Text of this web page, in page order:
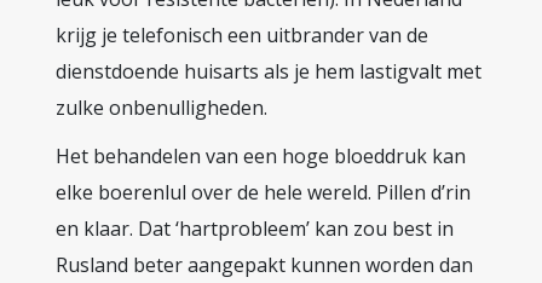
krijg je telefonisch een uitbrander van de
dienstdoende huisarts als je hem lastigvalt met
zulke onbenulligheden.
Het behandelen van een hoge bloeddruk kan
elke boerenlul over de hele wereld. Pillen d’rin
en klaar. Dat ‘hartprobleem’ kan zou best in
Rusland beter aangepakt kunnen worden dan